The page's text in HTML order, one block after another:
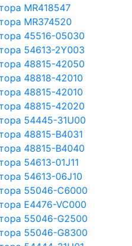
MR418547
MR374520
45516-05030
54613-2Y003
48815-42050
48818-42010
48815-42010
48815-42020
54445-31U00
48815-B4031
48815-B4040
54613-01J11
54613-06J10
55046-C6000
E4476-VC000
55046-G2500
55046-G8300